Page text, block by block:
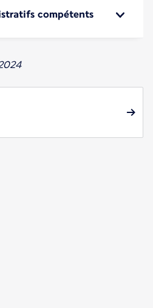
compétents